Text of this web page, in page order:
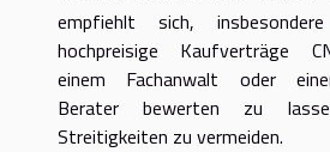
empfiehlt sich,
hochpreisige Kaufverträge
einem Fachanwalt oder
Berater bewerten zu
Streitigkeiten zu vermeiden.